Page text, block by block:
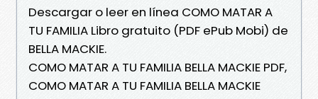
Descargar o leer en línea COMO MATAR A
TU FAMILIA Libro gratuito (PDF ePub Mobi) de
BELLA MACKIE.
COMO MATAR A TU FAMILIA BELLA MACKIE PDF,
COMO MATAR A TU FAMILIA BELLA MACKIE